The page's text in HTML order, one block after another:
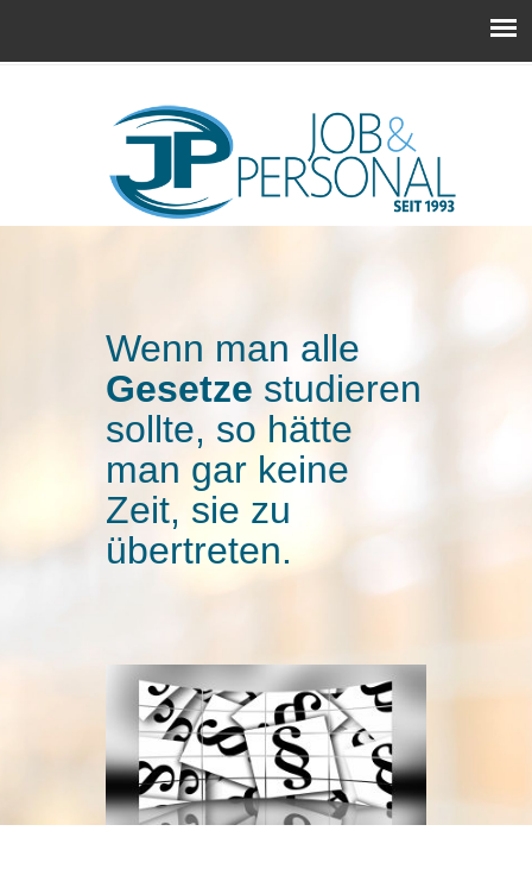
Wenn man alle
Gesetze studieren
sollte, so hätte
man gar keine
Zeit, sie zu
übertreten.